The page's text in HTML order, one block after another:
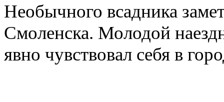
Необычного всадника
Смоленска. Молодой
явно чувствовал себя в